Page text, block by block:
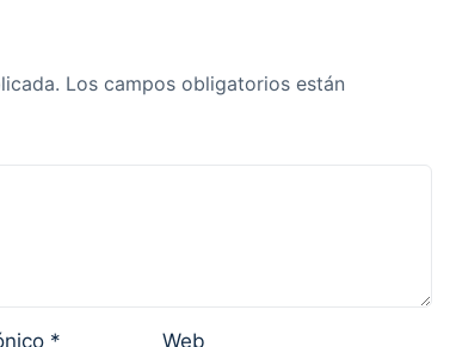
Los campos obligatorios están
* Web